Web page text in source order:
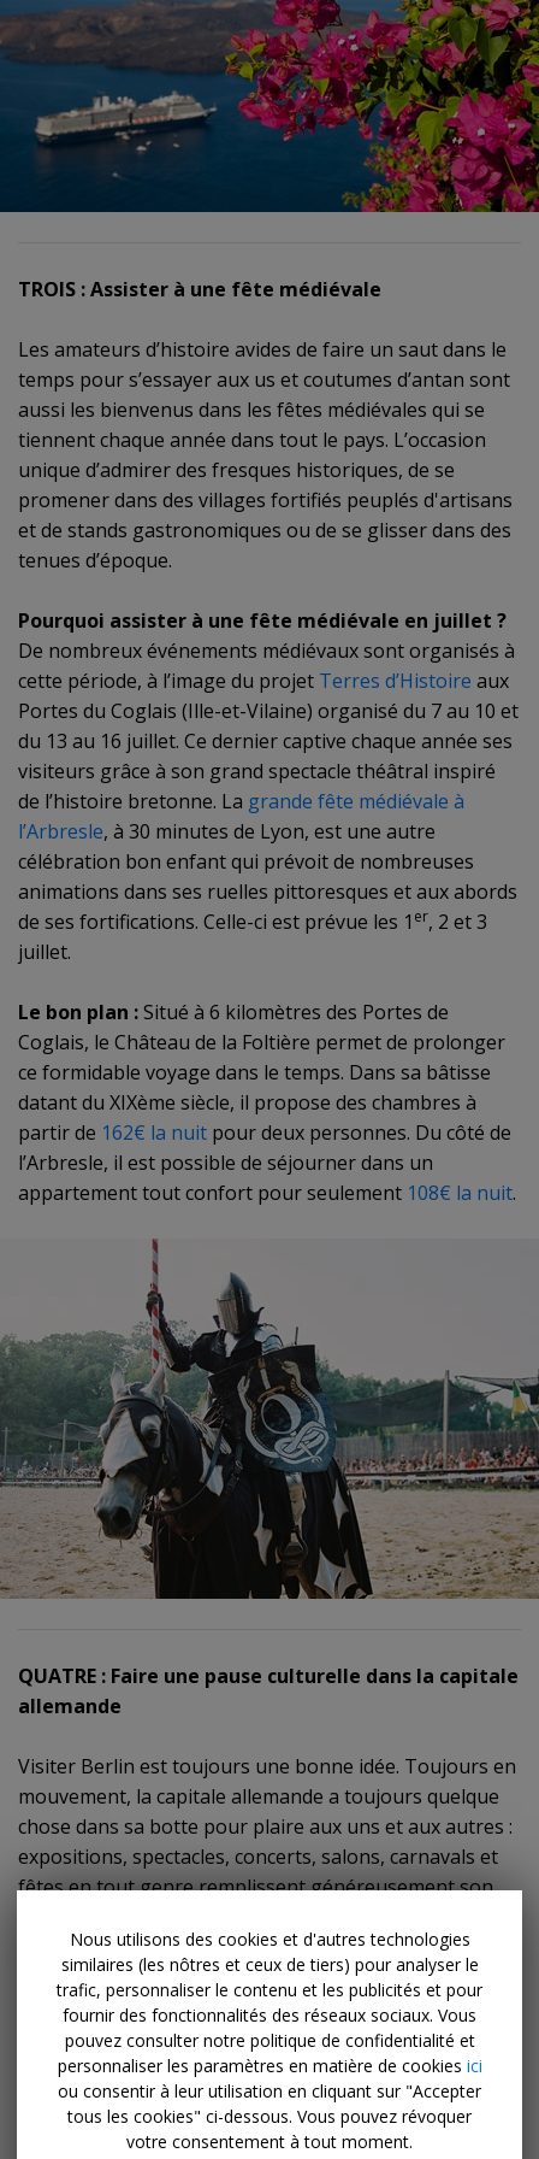
TROIS : Assister à une fête médiévale
Les amateurs d’histoire avides de faire un saut dans le
temps pour s’essayer aux us et coutumes d’antan sont
aussi les bienvenus dans les fêtes médiévales qui se
tiennent chaque année dans tout le pays. L’occasion
unique d’admirer des fresques historiques, de se
promener dans des villages fortifiés peuplés d'artisans
et de stands gastronomiques ou de se glisser dans des
tenues d’époque.
Pourquoi assister à une fête médiévale en juillet ?
De nombreux événements médiévaux sont organisés à
cette période, à l’image du projet Terres d’Histoire aux
Portes du Coglais (Ille-et-Vilaine) organisé du 7 au 10 et
du 13 au 16 juillet. Ce dernier captive chaque année ses
visiteurs grâce à son grand spectacle théâtral inspiré
de l’histoire bretonne. La grande fête médiévale à
l’Arbresle, à 30 minutes de Lyon, est une autre
célébration bon enfant qui prévoit de nombreuses
animations dans ses ruelles pittoresques et aux abords
de ses fortifications. Celle-ci est prévue les 1 er, 2 et 3
juillet.
Le bon plan :Situé à 6 kilomètres des Portes de
Coglais, le Château de la Foltière permet de prolonger
ce formidable voyage dans le temps. Dans sa bâtisse
datant du XIXème siècle, il propose des chambres à
partir de 162€ la nuit pour deux personnes. Du côté de
l’Arbresle, il est possible de séjourner dans un
appartement tout confort pour seulement 108€ la nuit.
QUATRE : Faire une pause culturelle dans la capitale
allemande
Visiter Berlin est toujours une bonne idée. Toujours en
mouvement, la capitale allemande a toujours quelque
chose dans sa botte pour plaire aux uns et aux autres :
expositions, spectacles, concerts, salons, carnavals et
fêtes en tout genre remplissent généreusement son
aussi dans la ville grise pour contempler les œuvres
exposées dans ses différents musées. L’île aux musées -
situé au nord de laSpreeinsel- est incontournable avec
ses cinq lieux d'exposition renommés.
Pourquoi visiter Berlin en juillet ?Berlin bénéficie
d’un temps bien plus clément à cette période et les
Nous utilisons des cookies et d'autres technologies
similaires (les nôtres et ceux de tiers) pour analyser le
trafic, personnaliser le contenu et les publicités et pour
fournir des fonctionnalités des réseaux sociaux. Vous
pouvez consulter notre politique de confidentialité et
personnaliser les paramètres en matière de cookies ici
ou consentir à leur utilisation en cliquant sur "Accepter
tous les cookies" ci-dessous. Vous pouvez révoquer
votre consentement à tout moment.